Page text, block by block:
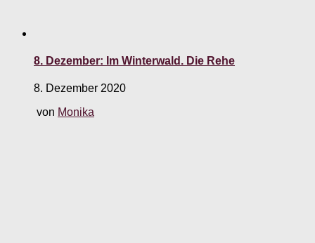
8. Dezember: Im Winterwald. Die Rehe
8. Dezember 2020
von Monika